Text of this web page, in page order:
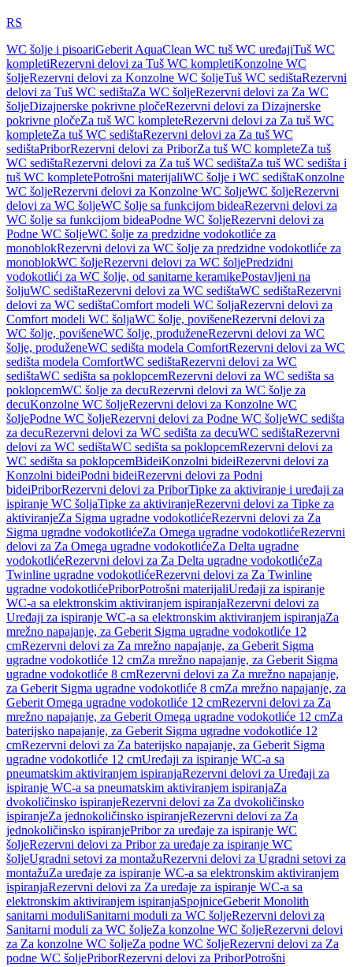
RS
WC šolje i pisoariGeberit AquaClean WC tuš WC uređajiTuš WC
kompletiRezervni delovi za Tuš WC kompletiKonzolne WC
šoljeRezervni delovi za Konzolne WC šoljeTuš WC sedištaRezervni
delovi za Tuš WC sedištaZa WC šoljeRezervni delovi za Za WC
šoljeDizajnerske pokrivne pločeRezervni delovi za Dizajnerske
pokrivne pločeZa tuš WC kompleteRezervni delovi za Za tuš WC
kompleteZa tuš WC sedištaRezervni delovi za Za tuš WC
sedištaPriborRezervni delovi za PriborZa tuš WC kompleteZa tuš
WC sedištaRezervni delovi za Za tuš WC sedištaZa tuš WC sedišta i
tuš WC kompletePotrošni materijaliWC šolje i WC sedištaKonzolne
WC šoljeRezervni delovi za Konzolne WC šoljeWC šoljeRezervni
delovi za WC šoljeWC šolje sa funkcijom bideaRezervni delovi za
WC šolje sa funkcijom bideaPodne WC šoljeRezervni delovi za
Podne WC šoljeWC šolje za predzidne vodokotliće za
monoblokRezervni delovi za WC šolje za predzidne vodokotliće za
monoblokWC šoljeRezervni delovi za WC šoljePredzidni
vodokotlići za WC šolje, od sanitarne keramikePostavljeni na
šoljuWC sedištaRezervni delovi za WC sedištaWC sedištaRezervni
delovi za WC sedištaComfort modeli WC šoljaRezervni delovi za
Comfort modeli WC šoljaWC šolje, povišeneRezervni delovi za
WC šolje, povišeneWC šolje, produženeRezervni delovi za WC
šolje, produženeWC sedišta modela ComfortRezervni delovi za WC
sedišta modela ComfortWC sedištaRezervni delovi za WC
sedištaWC sedišta sa poklopcemRezervni delovi za WC sedišta sa
poklopcemWC šolje za decuRezervni delovi za WC šolje za
decuKonzolne WC šoljeRezervni delovi za Konzolne WC
šoljePodne WC šoljeRezervni delovi za Podne WC šoljeWC sedišta
za decuRezervni delovi za WC sedišta za decuWC sedištaRezervni
delovi za WC sedištaWC sedišta sa poklopcemRezervni delovi za
WC sedišta sa poklopcemBideiKonzolni bideiRezervni delovi za
Konzolni bideiPodni bideiRezervni delovi za Podni
bideiPriborRezervni delovi za PriborTipke za aktiviranje i uređaji za
ispiranje WC šoljaTipke za aktiviranjeRezervni delovi za Tipke za
aktiviranjeZa Sigma ugradne vodokotlićeRezervni delovi za Za
Sigma ugradne vodokotlićeZa Omega ugradne vodokotlićeRezervni
delovi za Za Omega ugradne vodokotlićeZa Delta ugradne
vodokotlićeRezervni delovi za Za Delta ugradne vodokotlićeZa
Twinline ugradne vodokotlićeRezervni delovi za Za Twinline
ugradne vodokotlićePriborPotrošni materijaliUređaji za ispiranje
WC-a sa elektronskim aktiviranjem ispiranjaRezervni delovi za
Uređaji za ispiranje WC-a sa elektronskim aktiviranjem ispiranjaZa
mrežno napajanje, za Geberit Sigma ugradne vodokotliće 12
cmRezervni delovi za Za mrežno napajanje, za Geberit Sigma
ugradne vodokotliće 12 cmZa mrežno napajanje, za Geberit Sigma
ugradne vodokotliće 8 cmRezervni delovi za Za mrežno napajanje,
za Geberit Sigma ugradne vodokotliće 8 cmZa mrežno napajanje, za
Geberit Omega ugradne vodokotliće 12 cmRezervni delovi za Za
mrežno napajanje, za Geberit Omega ugradne vodokotliće 12 cmZa
baterijsko napajanje, za Geberit Sigma ugradne vodokotliće 12
cmRezervni delovi za Za baterijsko napajanje, za Geberit Sigma
ugradne vodokotliće 12 cmUređaji za ispiranje WC-a sa
pneumatskim aktiviranjem ispiranjaRezervni delovi za Uređaji za
ispiranje WC-a sa pneumatskim aktiviranjem ispiranjaZa
dvokoličinsko ispiranjeRezervni delovi za Za dvokoličinsko
ispiranjeZa jednokoličinsko ispiranjeRezervni delovi za Za
jednokoličinsko ispiranjePribor za uređaje za ispiranje WC
šoljeRezervni delovi za Pribor za uređaje za ispiranje WC
šoljeUgradni setovi za montažuRezervni delovi za Ugradni setovi za
montažuZa uređaje za ispiranje WC-a sa elektronskim aktiviranjem
ispiranjaRezervni delovi za Za uređaje za ispiranje WC-a sa
elektronskim aktiviranjem ispiranjaSpojniceGeberit Monolith
sanitarni moduliSanitarni moduli za WC šoljeRezervni delovi za
Sanitarni moduli za WC šoljeZa konzolne WC šoljeRezervni delovi
za Za konzolne WC šoljeZa podne WC šoljeRezervni delovi za Za
podne WC šoljePriborRezervni delovi za PriborPotrošni